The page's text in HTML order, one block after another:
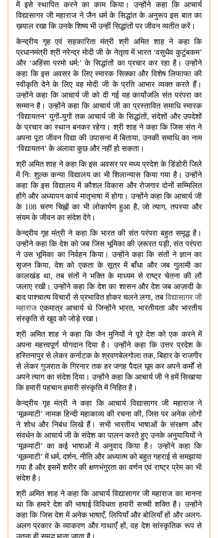
में इसे स्थापित करने का काम किया। उन्होंने कहा कि आचार्य
विद्यासागर जी महाराज ने जैन धर्म के सिद्धांत के अनुरूप इस बात का
ख़याल रखा कि उनके शिष्य भी उन्हीं सिद्धांतों पर जीवन व्यतीत करें।
केन्द्रीय गृह एवं सहकारिता मंत्री श्री अमित शाह ने कहा कि
प्रधानमंत्री श्री नरेन्द्र मोदी जी के नेतृत्व में भारत ‘वसुधैव कुटुंबकम’
और ‘अहिंसा परमो धर्म:’ के सिद्धांतों का प्रचार कर रहा है। उन्होंने
कहा कि इस अवसर के लिएस्मारक सिक्का और विशेष लिफाफा की
स्वीकृति देने के लिए वहमोदी जी के प्रति आभार व्यक्त करते हैं।
उन्होंने कहा कि आचार्य जी को दी गई यह कार्यांजलि संत परंपरा का
सम्मान है। उन्होंने कहा कि आचार्य जी काप्रस्तावित समाधि स्मारक
‘विद्यायतन’ युगों-युगों तक आचार्य जी के सिद्धांतों, संदेशों और उपदेशों
के प्रचार का स्थान बनकर रहेगा । श्री शाह ने कहा कि जिस संत ने
अपना पूरा जीवन विद्या की उपासना में बिताया, उनकी समाधि का नाम
‘विद्यायतन’ के अलावा कुछ और नहीं हो सकता ।
श्री अमित शाह ने कहा कि इस अवसर पर मध्य प्रदेश के डिंडोरी जिले
में निः शुल्क कन्या विद्यालय का भी शिलान्यास किया गया है। उन्होंने
कहा कि इस विद्यालय मेंकौशल विकास और रोजगार दोनों सम्मिलित
होंगे और अध्यापन कार्य मातृभाषा में होगा। उन्होंने कहा कि आचार्य जी
के 108 चरण चिह्नों का भी लोकार्पण हुआ है, जो त्याग, तपस्या और
संयम के जीवन का संदेश देंगे।
केन्द्रीय गृह मंत्री ने कहा कि भारत की संत परंपरा बहुत समृद्ध है।
उन्होंने कहा कि देश को जब जिस भूमिका की ज़रूरत पड़ी, संत परंपरा
ने उस भूमिका का निर्वहन किया। उन्होंने कहा कि संतों ने ज्ञान का
सृजन किया, देश को एकता के सूत्र में बाँधा और जब गुलामी का
कालखंड था, तब संतों ने भक्ति के माध्यम से राष्ट्र चेतना की लौ
जलाए रखी। उन्होंने कहा कि देश का शासन और देश जब आज़ादी के
बाद पाश्चात्य विचारों से प्रभावित होकर चलने लगा, तबविद्यासागर जी
महाराजएकमात्र आचार्य थे जिन्होंने भारत, भारतीयता और भारतीय
संस्कृति से खुद को जोड़े रखा।
श्री अमित शाह ने कहा कि जैन मुनियों ने पूरे देश को एक करने में
अपना महत्त्वपूर्ण योगदान दिया है। उन्होंने कहा कि उत्तर प्रदेश के
हस्तिनापुर से लेकर कर्नाटक के श्रवणबेलगोला तक, बिहार के राजगीर
से लेकर गुजरात के गिरनार तक हर जगह पैदल घूम कर अपने कर्मों से
अपने त्याग का संदेश दिया। उन्होंने कहा कि आचार्य जी ने हमें सिखाया
कि हमारी पहचान हमारी संस्कृति में निहित है।
केन्द्रीय गृह मंत्री ने कहा कि आचार्य विद्यासागर जी महाराज ने
‘मूकमाटी’ नामक हिन्दी महाकाव्य की रचना की, जिस पर अनेक लोगों
ने शोध और निबंध लिखे हैं। सभी भारतीय भाषाओं के संरक्षण और
संवर्धन के आचार्य जी के संदेश का पालन करते हुए उनके अनुयायियों ने
‘मूकमाटी’ का कई भाषाओं में अनुवाद किया है। उन्होंने कहा कि
‘मूकमाटी’ में धर्म, दर्शन, नीति और अध्यात्म को बहुत गहराई से समझाया
गया है और इसमें शरीर की क्षणभंगुरता का वर्णन एवं राष्ट्र प्रेम का भी
संदेश है।
श्री अमित शाह ने कहा कि आचार्य विद्यासागर जी महाराज का मानना
था कि हमारे देश की भाषाई विविधता हमारी सच्ची शक्ति है। उन्होंने
कहा कि जिस देश में अनेक भाषाएँ, लिपियाँ और बोलियाँ हों और अलग-
अलग प्रकार के व्याकरण और गाथाएँ हों, वह देश सांस्कृतिक रूप से